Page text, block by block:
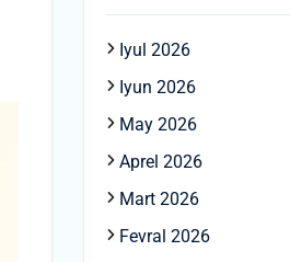
Iyul 2026
Iyun 2026
May 2026
Aprel 2026
Mart 2026
Fevral 2026